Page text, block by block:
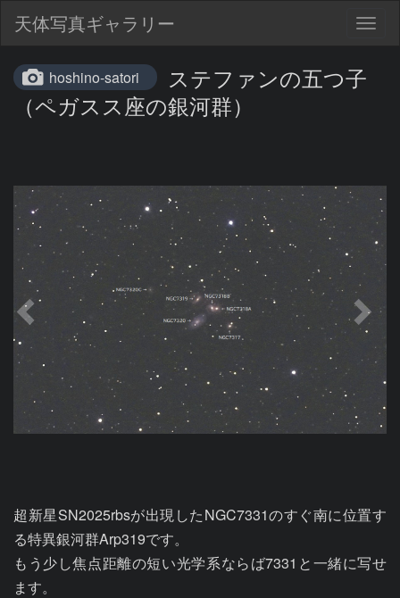
天体写真ギャラリー
hoshino-satori
ステファンの五つ子
（ペガスス座の銀河群）
超新星SN2025rbsが出現したNGC7331のすぐ南に位置す
る特異銀河群Arp319です。
もう少し焦点距離の短い光学系ならば7331と一緒に写せ
ます。